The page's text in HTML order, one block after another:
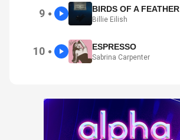
9 ● BIRDS OF A FEATHER
Billie Eilish
10 ● ESPRESSO
Sabrina Carpenter